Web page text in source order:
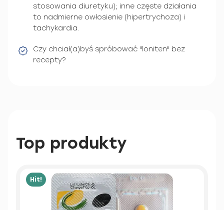
stosowania diuretyku); inne częste działania
to nadmierne owłosienie (hipertrychoza) i
tachykardia.
Czy chciał(a)byś spróbować "loniten" bez
recepty?
Top produkty
Hit!